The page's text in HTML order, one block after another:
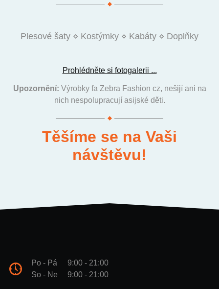
Prohlédněte si fotogalerii ...
Upozornění: Výrobky fa Zebra Fashion cz, nešijí ani na
nich nespolupracují asijské děti.
Těšíme se na Vaši
návštěvu!
Po - Pá
9:00 - 21:00
So - Ne
9:00 - 21:00